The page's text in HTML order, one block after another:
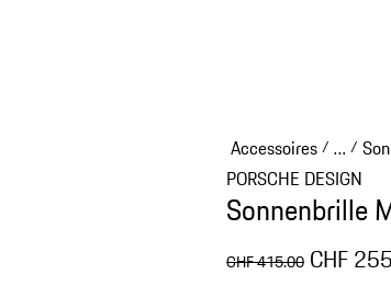
Accessoires/ …
Reveal
/
PORSCHE DESIGN
Sonnenbrille
ursprünglicher
CHF 415.00 CHF